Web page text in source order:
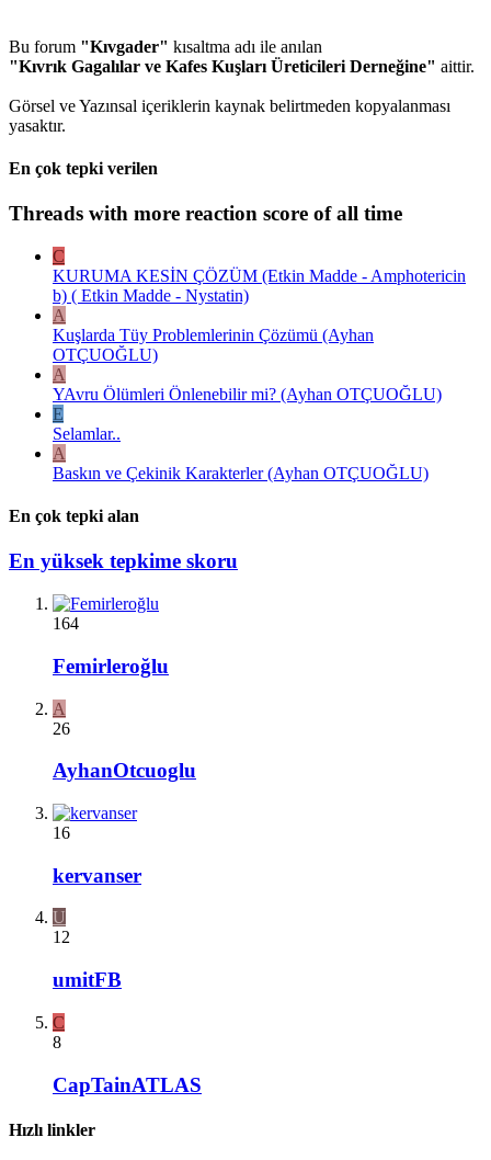
Bu forum "Kıvgader" kısaltma adı ile anılan
"Kıvrık Gagalılar ve Kafes Kuşları Üreticileri Derneğine" aittir.
Görsel ve Yazınsal içeriklerin kaynak belirtmeden kopyalanması
yasaktır.
En çok tepki verilen
Threads with more reaction score of all time
C
KURUMA KESİN ÇÖZÜM (Etkin Madde - Amphotericin
b) ( Etkin Madde - Nystatin)
A
Kuşlarda Tüy Problemlerinin Çözümü (Ayhan
OTÇUOĞLU)
A
YAvru Ölümleri Önlenebilir mi? (Ayhan OTÇUOĞLU)
E
Selamlar..
A
Baskın ve Çekinik Karakterler (Ayhan OTÇUOĞLU)
En çok tepki alan
En yüksek tepkime skoru
164
Femirleroğlu
A
26
AyhanOtcuoglu
16
kervanser
U
12
umitFB
C
8
CapTainATLAS
Hızlı linkler